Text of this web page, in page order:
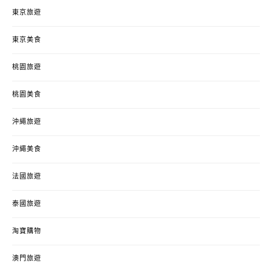
東京旅遊
東京美食
桃園旅遊
桃園美食
沖繩旅遊
沖繩美食
法國旅遊
泰國旅遊
淘寶購物
澳門旅遊